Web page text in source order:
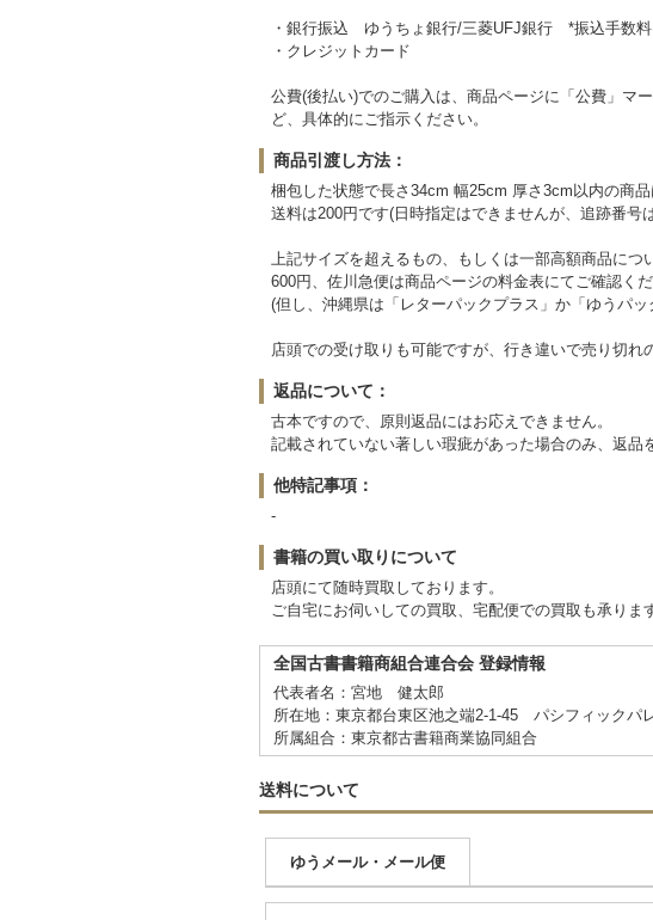
・銀行振込 ゆうちょ銀行/三菱UFJ銀行 *振込手数
・クレジットカード
公費(後払い)でのご購入は、商品ページに「公費」マ
ど、具体的にご指示ください。
商品引渡し方法：
梱包した状態で長さ34cm 幅25cm 厚さ3cm以内の商
送料は200円です(日時指定はできませんが、追跡番号
上記サイズを超えるもの、もしくは一部高額商品に
600円、佐川急便は商品ページの料金表にてご確認くだ
(但し、沖縄県は「レターパックプラス」か「ゆうパ
店頭での受け取りも可能ですが、行き違いで売り切れ
返品について：
古本ですので、原則返品にはお応えできません。
記載されていない著しい瑕疵があった場合のみ、返品
他特記事項：
-
書籍の買い取りについて
店頭にて随時買取しております。
ご自宅にお伺いしての買取、宅配便での買取も承りま
全国古書書籍商組合連合会 登録情報
代表者名：宮地 健太郎
所在地：東京都台東区池之端2-1-45 パシフィックパ
所属組合：東京都古書籍商業協同組合
送料について
ゆうメール・メール便